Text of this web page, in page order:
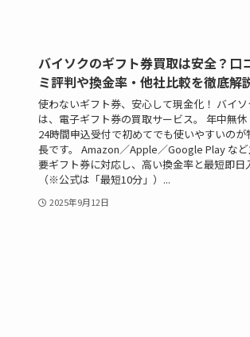
バイソクのギフト券買取は安全？口
ミ評判や換金率・他社比較を徹底解
使わないギフト券、安心して現金化！ バイソ
は、電子ギフト券の買取サービス。 年中無休
24時間申込受付で初めてでも使いやすいのが
長です。 Amazon／Apple／Google Play な
要ギフト券に対応し、高い換金率と最短即日
（※公式は「最短10分」）...
2025年9月12日